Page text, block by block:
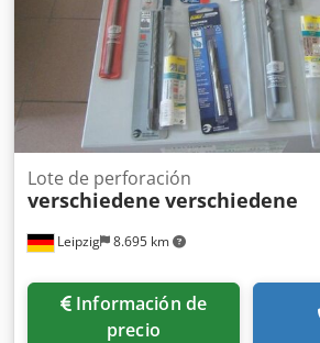
Leipzig 8.695 km
Lote de perforación
verschiedene verschiedene
Información de
precio